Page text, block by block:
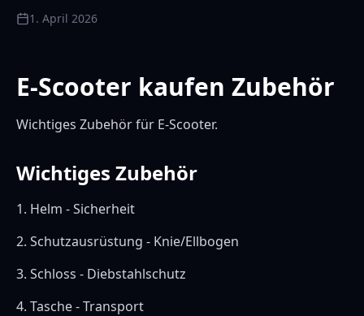
1. April 2026
E-Scooter kaufen Zubehör
Wichtiges Zubehör für E-Scooter.
Wichtiges Zubehör
1. Helm - Sicherheit
2. Schutzausrüstung - Knie/Ellbogen
3. Schloss - Diebstahlschutz
4. Tasche - Transport